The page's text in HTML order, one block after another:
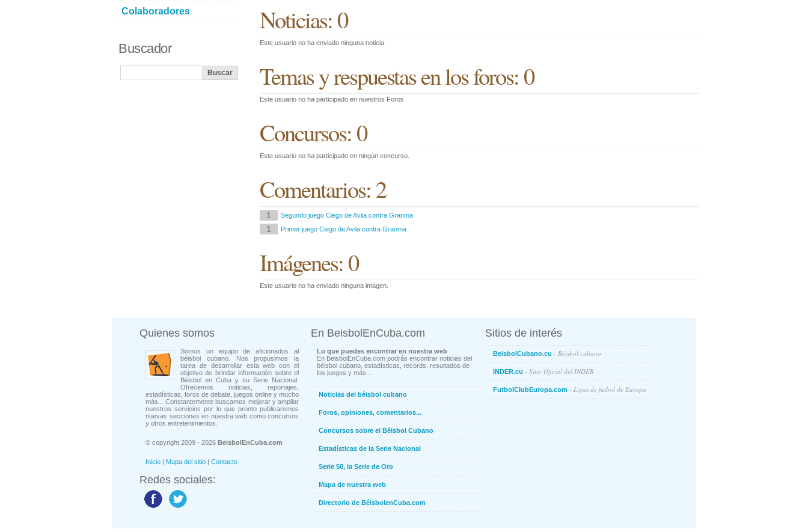
Noticias: 0
Este usuario no ha enviado ninguna noticia.
Temas y respuestas en los foros: 0
Este usuario no ha participado en nuestros Foros
Concursos: 0
Este usuario no ha participado en ningún concurso.
Comentarios: 2
1 Segundo juego Ciego de Avila contra Granma
1 Primer juego Ciego de Avila contra Granma
Imágenes: 0
Este usuario no ha enviado ninguna imagen.
Colaboradores
Buscador
Quienes somos
Somos un equipo de aficionados al
béisbol cubano. Nos propusimos la
tarea de desarrollar esta web con el
objetivo de brindar información sobre el
Béisbol en Cuba y su Serie Nacional.
Ofrecemos noticias, reportajes,
estadísticas, foros de debate, juegos online y mucho
más... Constantemente buscamos mejorar y ampliar
nuestros servicios por lo que pronto publicaremos
nuevas secciones en nuestra web como concursos
y otros entretenimientos.
© copyright 2009 - 2026 BeisbolEnCuba.com
Inicio | Mapa del sitio | Contacto
Redes sociales:
En BeisbolEnCuba.com
Lo que puedes encontrar en nuestra web
En BeisbolEnCuba.com podrás encontrar noticias del
béisbol cubano, estadísticas, records, resultados de
los juegos y más...
Noticias del béisbol cubano
Foros, opiniones, comentarios...
Concursos sobre el Béisbol Cubano
Estadísticas de la Serie Nacional
Serie 50, la Serie de Oro
Mapa de nuestra web
Directorio de BéisbolenCuba.com
Sitios de interés
BeisbolCubano.cu - Béisbol cubano
INDER.cu - Sitio Oficial del INDER
FutbolClubEuropa.com - Ligas de futbol de Europa